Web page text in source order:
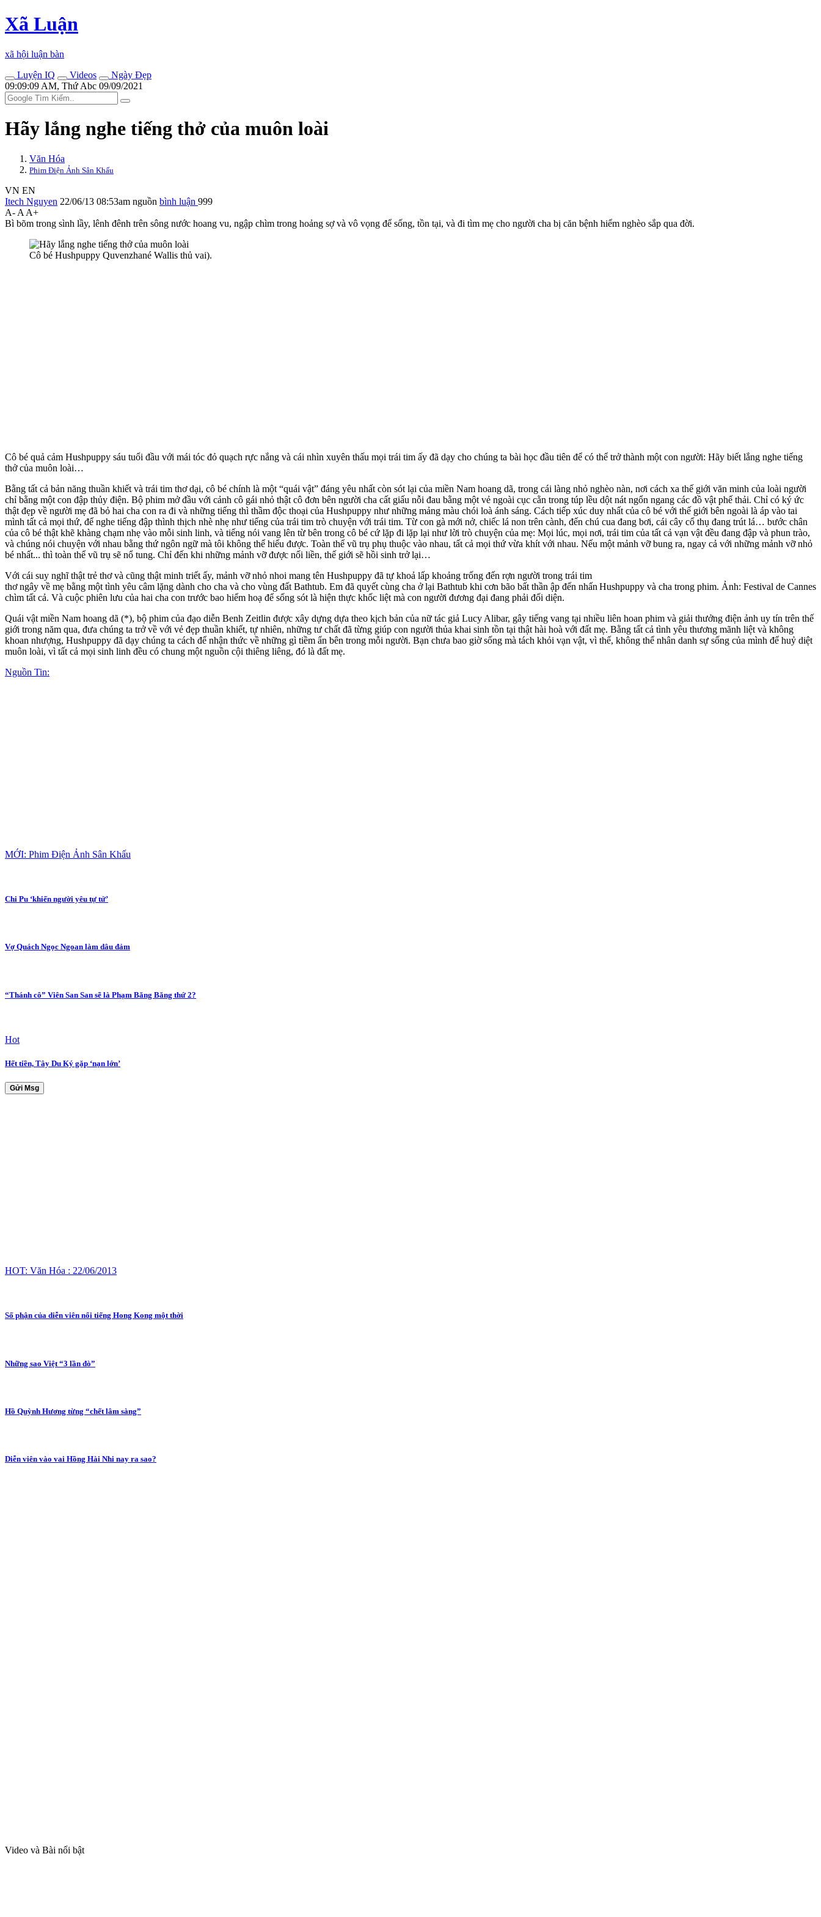
Xã Luận
xã hội luận bàn
Luyện IQ
Videos
Ngày Đẹp
09:09:09 AM, Thứ Abc 09/09/2021
Hãy lắng nghe tiếng thở của muôn loài
Văn Hóa
Phim Điện Ảnh Sân Khấu
VN EN
Itech Nguyen 22/06/13 08:53am nguồn bình luận 999
A- A A+
Bì bõm trong sình lầy, lênh đênh trên sông nước hoang vu, ngập chìm trong hoảng sợ và vô vọng để sống, tồn tại, và đi tìm mẹ cho người cha bị căn bệnh hiểm nghèo sắp qua đời.
Cô bé Hushpuppy Quvenzhané Wallis thủ vai).
Cô bé quả cảm Hushpuppy sáu tuổi đầu với mái tóc đỏ quạch rực nắng và cái nhìn xuyên thấu mọi trái tim ấy đã dạy cho chúng ta bài học đầu tiên để có thể trở thành một con người: Hãy biết lắng nghe tiếng
thở của muôn loài…
Bằng tất cả bản năng thuần khiết và trái tim thơ dại, cô bé chính là một “quái vật” đáng yêu nhất còn sót lại của miền Nam hoang dã, trong cái làng nhỏ nghèo nàn, nơi cách xa thế giới văn minh của loài người
chỉ bằng một con đập thủy điện. Bộ phim mở đầu với cảnh cô gái nhỏ thật cô đơn bên người cha cất giấu nỗi đau bằng một vẻ ngoài cục cằn trong túp lều dột nát ngổn ngang các đồ vật phế thải. Chỉ có ký ức
thật đẹp về người mẹ đã bỏ hai cha con ra đi và những tiếng thì thầm độc thoại của Hushpuppy như những mảng màu chói loà ánh sáng. Cách tiếp xúc duy nhất của cô bé với thế giới bên ngoài là áp vào tai
mình tất cả mọi thứ, để nghe tiếng đập thình thịch nhè nhẹ như tiếng của trái tim trò chuyện với trái tim. Từ con gà mới nở, chiếc lá non trên cành, đến chú cua đang bơi, cái cây cổ thụ đang trút lá… bước chân
của cô bé thật khẽ khàng chạm nhẹ vào mỗi sinh linh, và tiếng nói vang lên từ bên trong cô bé cứ lặp đi lặp lại như lời trò chuyện của mẹ: Mọi lúc, mọi nơi, trái tim của tất cả vạn vật đều đang đập và phun trào,
và chúng nói chuyện với nhau bằng thứ ngôn ngữ mà tôi không thể hiểu được. Toàn thể vũ trụ phụ thuộc vào nhau, tất cả mọi thứ vừa khít với nhau. Nếu một mảnh vỡ bung ra, ngay cả với những mảnh vỡ nhỏ
bé nhất... thì toàn thể vũ trụ sẽ nổ tung. Chỉ đến khi những mảnh vỡ được nối liền, thế giới sẽ hồi sinh trở lại…
Hushpuppy và cha trong phim. Ảnh: Festival de Cannes
Với cái suy nghĩ thật trẻ thơ và cũng thật minh triết ấy, mảnh vỡ nhỏ nhoi mang tên Hushpuppy đã tự khoả lấp khoảng trống đến rợn người trong trái tim
thơ ngây về mẹ bằng một tình yêu câm lặng dành cho cha và cho vùng đất Bathtub. Em đã quyết cùng cha ở lại Bathtub khi cơn bão bất thần ập đến nhấn
chìm tất cả. Và cuộc phiên lưu của hai cha con trước bao hiểm hoạ để sống sót là hiện thực khốc liệt mà con người đương đại đang phải đối diện.
Quái vật miền Nam hoang dã (*), bộ phim của đạo diễn Benh Zeitlin được xây dựng dựa theo kịch bản của nữ tác giả Lucy Alibar, gây tiếng vang tại nhiều liên hoan phim và giải thưởng điện ảnh uy tín trên thế
giới trong năm qua, đưa chúng ta trở về với vẻ đẹp thuần khiết, tự nhiên, những tư chất đã từng giúp con người thủa khai sinh tồn tại thật hài hoà với đất mẹ. Bằng tất cả tình yêu thương mãnh liệt và không
khoan nhượng, Hushpuppy đã dạy chúng ta cách để nhận thức về những gì tiềm ẩn bên trong mỗi người. Bạn chưa bao giờ sống mà tách khỏi vạn vật, vì thế, không thể nhân danh sự sống của mình để huỷ diệt
muôn loài, vì tất cả mọi sinh linh đều có chung một nguồn cội thiêng liêng, đó là đất mẹ.
Nguồn Tin:
MỚI: Phim Điện Ảnh Sân Khấu
Chi Pu ‘khiến người yêu tự tử’
Vợ Quách Ngọc Ngoan làm dâu đảm
“Thánh cô” Viên San San sẽ là Phạm Băng Băng thứ 2?
Hot
Hết tiền, Tây Du Ký gặp ‘nạn lớn’
Gửi Msg
HOT: Văn Hóa : 22/06/2013
Số phận của diễn viên nổi tiếng Hong Kong một thời
Những sao Việt “3 lần đò”
Hồ Quỳnh Hương từng “chết lâm sàng”
Diễn viên vào vai Hồng Hài Nhi nay ra sao?
Video và Bài nổi bật